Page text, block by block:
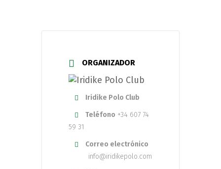
ORGANIZADOR
Iridike Polo Club
Teléfono +34 607 74
59 31
Correo electrónico
info@iridikepolo.com